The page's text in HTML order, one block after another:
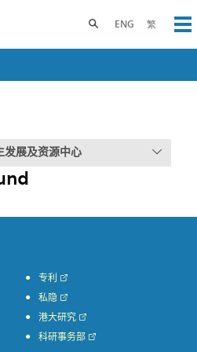
ENG 繁
Toggle search panel
发展及资源中心
专利
私隐
港大研究
科研事务部